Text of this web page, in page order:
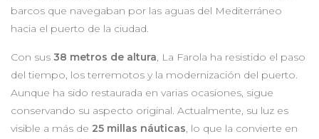
barcos que navegaban por las aguas del Mediterráneo
hacia el puerto de la ciudad.
Con sus 38 metros de altura, La Farola ha resistido el paso
del tiempo, los terremotos y la modernización del puerto.
Aunque ha sido restaurada en varias ocasiones, sigue
conservando su aspecto original. Actualmente, su luz es
visible a más de 25 millas náuticas, lo que la convierte en